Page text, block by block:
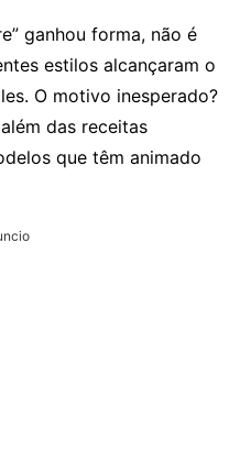
ganhou forma, não é
estilos alcançaram o
O motivo inesperado?
das receitas
que têm animado